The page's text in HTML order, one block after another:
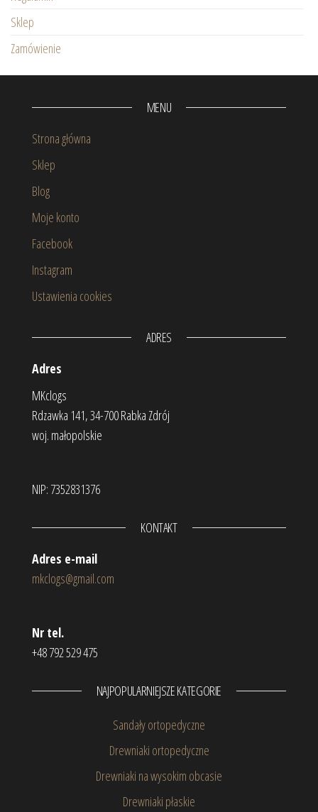
Sklep
Zamówienie
MENU
Strona główna
Sklep
Blog
Moje konto
Facebook
Instagram
Ustawienia cookies
ADRES
Adres
MKclogs
Rdzawka 141, 34-700 Rabka Zdrój
woj. małopolskie
NIP: 7352831376
KONTAKT
Adres e-mail
mkclogs@gmail.com
Nr tel.
+48 792 529 475
NAJPOPULARNIEJSZE KATEGORIE
Sandały ortopedyczne
Drewniaki ortopedyczne
Drewniaki na wysokim obcasie
Drewniaki płaskie